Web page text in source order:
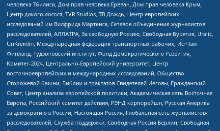
человека Тбилиси, Дом прав человека Ереван, Дом прав человека Крым,
Центр дикого лосося, TVR Studios, ТВ Дождь, Центр европейских
исследований им Вилфрида Мартенса, Сетевое объединение журналистов
расследователей, АЛЛАТРА, За свободную Россию, Свободная Бурятия, Uralic,
UnKremlin, Международная федерация транспортных рабочих, ИстЧам
Финланд, Гудзоновский институт, Фонд Демократического Развития,
Комитет-2024, Центрально-Европейский университет, Центр
восточноевропейских и международных исследований, Общество
Сторожевой башни, Библии и трактатов Свидетелей Иеговы, Гражданский
Совет, Центр анализа европейской политики, Академическая сеть Восточная
Европа, Российский комитет действия, РЭНД корпорейшн, Русская Америка
за демократию в России, Настоящая Россия, Глобальная сеть журналистов-
расследователей, Служба поддержки, Свободная Россия Берлин, Свободная